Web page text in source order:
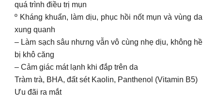
quá trình điều trị mụn
º Kháng khuẩn, làm dịu, phục hồi nốt mụn và vùng da
xung quanh
– Làm sạch sâu nhưng vẫn vô cùng nhẹ dịu, không hề
bị khô căng
– Cảm giác mát lạnh khi đắp trên da
Tràm trà, BHA, đất sét Kaolin, Panthenol (Vitamin B5)
Ưu đãi ra mắt